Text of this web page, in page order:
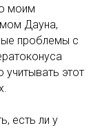
моим
Дауна,
проблемы с
этот
есть ли у